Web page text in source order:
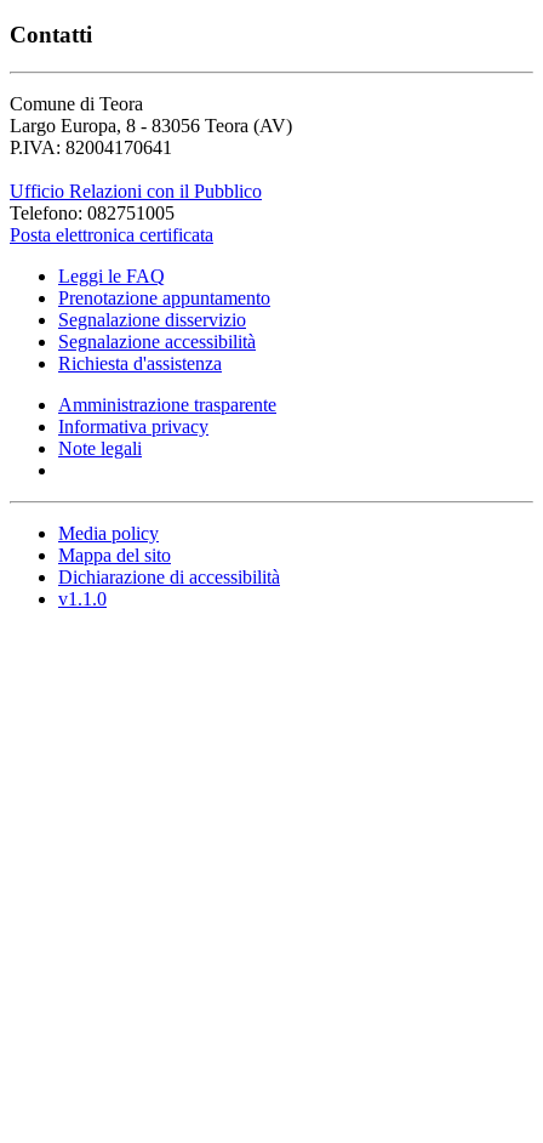
Contatti
Comune di Teora
Largo Europa, 8 - 83056 Teora (AV)
P.IVA: 82004170641
Ufficio Relazioni con il Pubblico
Telefono: 082751005
Posta elettronica certificata
Leggi le FAQ
Prenotazione appuntamento
Segnalazione disservizio
Segnalazione accessibilità
Richiesta d'assistenza
Amministrazione trasparente
Informativa privacy
Note legali
Media policy
Mappa del sito
Dichiarazione di accessibilità
v1.1.0